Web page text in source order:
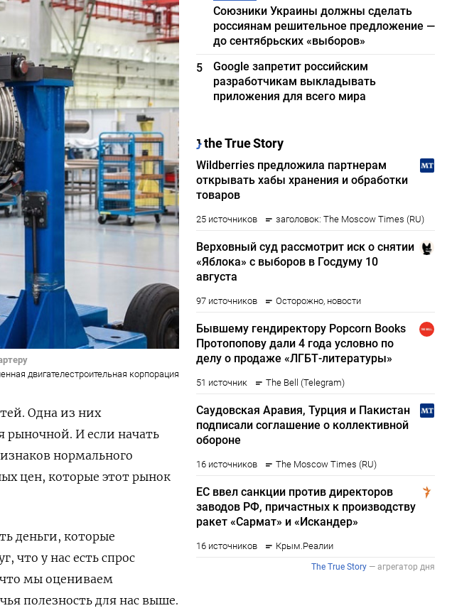
двигателестроительная корпорация
Одна из них
рыночной. И если начать
нормального
цен, которые этот рынок
деньги, которые
что у нас есть спрос
мы оцениваем
полезность для нас выше.
Союзники Украины должны сделать
россиянам решительное предложение —
до сентябрьских «выборов»
5
Google запретит российским
разработчикам выкладывать
приложения для всего мира